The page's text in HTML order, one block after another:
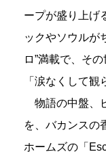
ープが盛り上げ
ックやソウルが
ロ”満載で、そ
「涙なくして観
物語の中盤、
を、バカンスの
ホームズの「